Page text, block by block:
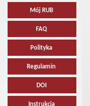
Mój RUB
FAQ
Polityka
Regulamin
DOI
Instrukcja